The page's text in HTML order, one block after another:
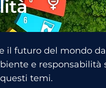
il futuro del mondo
e
temi.